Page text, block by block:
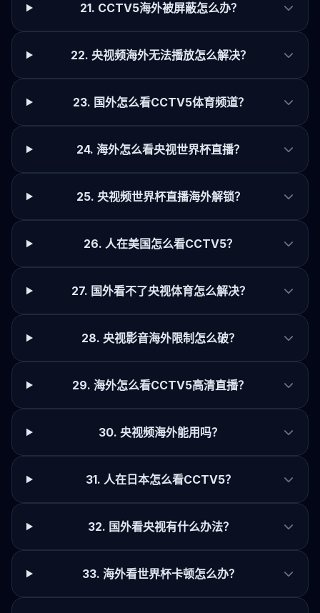
21. CCTV5海外被屏蔽怎么办？
22. 央视频海外无法播放怎么解决？
23. 国外怎么看CCTV5体育频道？
24. 海外怎么看央视世界杯直播？
25. 央视频世界杯直播海外解锁？
26. 人在美国怎么看CCTV5？
27. 国外看不了央视体育怎么解决？
28. 央视影音海外限制怎么破？
29. 海外怎么看CCTV5高清直播？
30. 央视频海外能用吗？
31. 人在日本怎么看CCTV5？
32. 国外看央视有什么办法？
33. 海外看世界杯卡顿怎么办？